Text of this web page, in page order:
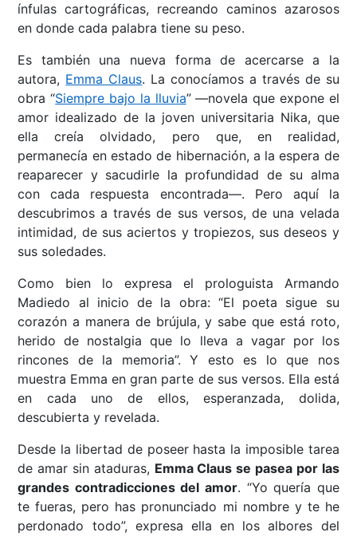
ínfulas cartográficas, recreando caminos azarosos
en donde cada palabra tiene su peso.
Es también una nueva forma de acercarse a la
autora, Emma Claus. La conocíamos a través de su
obra “Siempre bajo la lluvia” ––novela que expone el
amor idealizado de la joven universitaria Nika, que
ella creía olvidado, pero que, en realidad,
permanecía en estado de hibernación, a la espera de
reaparecer y sacudirle la profundidad de su alma
con cada respuesta encontrada––. Pero aquí la
descubrimos a través de sus versos, de una velada
intimidad, de sus aciertos y tropiezos, sus deseos y
sus soledades.
Como bien lo expresa el prologuista Armando
Madiedo al inicio de la obra: “El poeta sigue su
corazón a manera de brújula, y sabe que está roto,
herido de nostalgia que lo lleva a vagar por los
rincones de la memoria”. Y esto es lo que nos
muestra Emma en gran parte de sus versos. Ella está
en cada uno de ellos, esperanzada, dolida,
descubierta y revelada.
Desde la libertad de poseer hasta la imposible tarea
de amar sin ataduras, Emma Claus se pasea por las
grandes contradicciones del amor. “Yo quería que
te fueras, pero has pronunciado mi nombre y te he
perdonado todo”, expresa ella en los albores del